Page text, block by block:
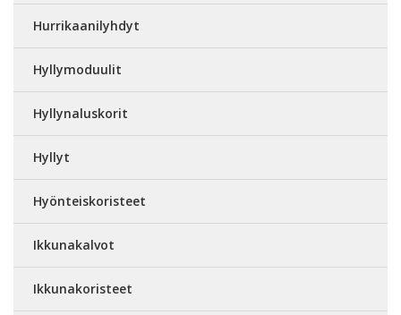
Hurrikaanilyhdyt
Hyllymoduulit
Hyllynaluskorit
Hyllyt
Hyönteiskoristeet
Ikkunakalvot
Ikkunakoristeet